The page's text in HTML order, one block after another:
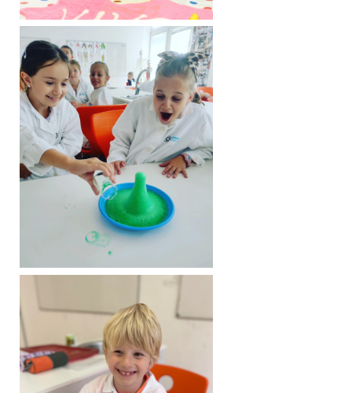
WOUCHER SCIENCE B-DAY PARTY 2026 - Limitovaná ponuka -
Platnosť predaja od 12.12.2025 do 15.2.2026
Rezervácia termínu (0908 646 750//sms/whatsApp/call) - kedykoľvek
počas roka 2026
SCIENCE B-DAY PARTY je mimoriadne obľúbený, netradičný typ
narodeninovej oslavy pre deti od 5 do 12 rokov, ktorý spája zábavu s
objavovaním tajomstiev vedy. Oslávenci si môžu vybrať z viac než 20
originálnych tém plných pokusov, animačného programu,
aktivizačných hier a vedeckej výzdoby. Súčasťou balíka je bohatý
program s vyškolenými lektormi, vedecké experimenty na želanie,
laboratórne plášte pre všetkých, materiál pre každé dieťa a priestor
pre vlastné občerstvenie. Oslava je určená pre skupiny do 20 detí a
zahŕňa aj neobmedzený vstup do Zážitkového centra vedy pre dieťa a
1 sprievodnú osobu počas celého dňa. WOUCHER SCIENCE B-DAY
15. 2. 2026. Termín je možné rezervovať kedykoľvek v roku 2026
na 0908 646 750 (telefonicky / SMS / WhatsApp).
Cena: 399€
Miesto konania: Bojnická 3, Bratislava (ZCV Aurelium)